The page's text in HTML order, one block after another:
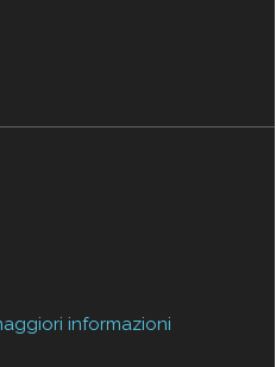
informazioni